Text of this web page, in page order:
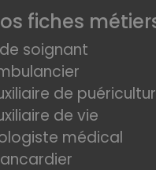
fiches
soignant
de
de vie
médical